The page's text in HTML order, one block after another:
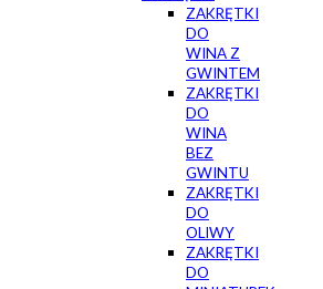
ZAKRĘTKI
DO
WINA Z
GWINTEM
ZAKRĘTKI
DO
WINA
BEZ
GWINTU
ZAKRĘTKI
DO
OLIWY
ZAKRĘTKI
DO